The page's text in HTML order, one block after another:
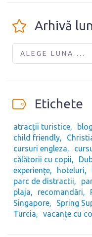
Arhivă
ALEGE LUNA ...
Etichete
atracții turistice
child friendly
cursuri engleza
călătorii cu copii
experiențe
hoteluri
parc de distractii
plaja
recomandări
Singapore
Spring
Turcia
vacanțe cu